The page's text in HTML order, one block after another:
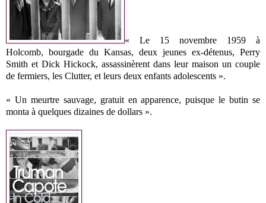
« Le 15 novembre 1959 à
Holcomb, bourgade du Kansas, deux jeunes ex-détenus, Perry
Smith et Dick Hickock, assassinèrent dans leur maison un couple
de fermiers, les Clutter, et leurs deux enfants adolescents ».
« Un meurtre sauvage, gratuit en apparence, puisque le butin se
monta à quelques dizaines de dollars ».